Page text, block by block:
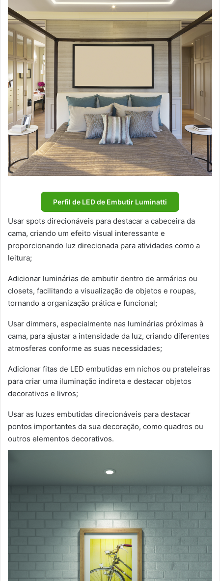
Perfil de LED de Embutir Luminatti
Usar spots direcionáveis para destacar a cabeceira da
cama, criando um efeito visual interessante e
proporcionando luz direcionada para atividades como a
leitura;
Adicionar luminárias de embutir dentro de armários ou
closets, facilitando a visualização de objetos e roupas,
tornando a organização prática e funcional;
Usar dimmers, especialmente nas luminárias próximas à
cama, para ajustar a intensidade da luz, criando diferentes
atmosferas conforme as suas necessidades;
Adicionar fitas de LED embutidas em nichos ou prateleiras
para criar uma iluminação indireta e destacar objetos
decorativos e livros;
Usar as luzes embutidas direcionáveis para destacar
pontos importantes da sua decoração, como quadros ou
outros elementos decorativos.